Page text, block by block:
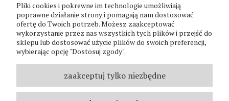
sobota 8:00 - 13:00
PHU Zagroda A.Szlaur
ZAGRODA Centrum Ogrodnicze
UL. Hallera 116A
REGON: 070797952
NIP: 5481587807
Pliki cookies i pokrewne im technologie umożliwiają
poprawne działanie strony i pomagają nam dostosować
ofertę do Twoich potrzeb. Możesz zaakceptować
wykorzystanie przez nas wszystkich tych plików i przejść do
sklepu lub dostosować użycie plików do swoich preferencji,
wybierając opcję "Dostosuj zgody".
zaakceptuj tylko niezbędne